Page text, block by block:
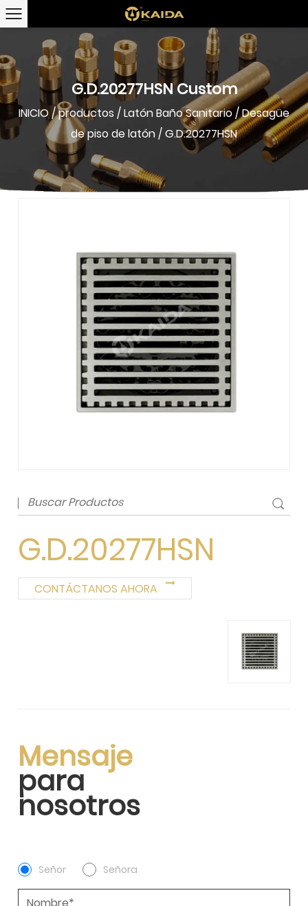
G.D.20277HSN Custom
INICIO/productos /Latón Baño Sanitario/Desagüe
de piso de latón/G.D.20277HSN
G.D.20277HSN
CONTÁCTANOS AHORA
Mensaje
para
nosotros
Señor Señora